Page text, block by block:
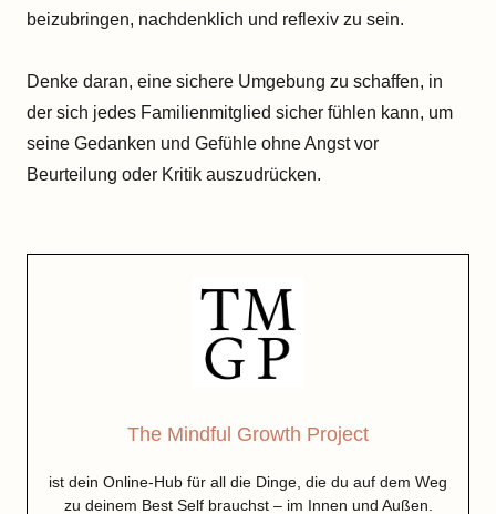
beizubringen, nachdenklich und reflexiv zu sein.
Denke daran, eine sichere Umgebung zu schaffen, in
der sich jedes Familienmitglied sicher fühlen kann, um
seine Gedanken und Gefühle ohne Angst vor
Beurteilung oder Kritik auszudrücken.
The Mindful Growth Project
ist dein Online-Hub für all die Dinge, die du auf dem Weg
zu deinem Best Self brauchst – im Innen und Außen.